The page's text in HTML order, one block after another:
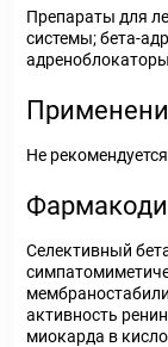
Препараты для
системы; бета-
Не
Селективный
активность
миокарда в